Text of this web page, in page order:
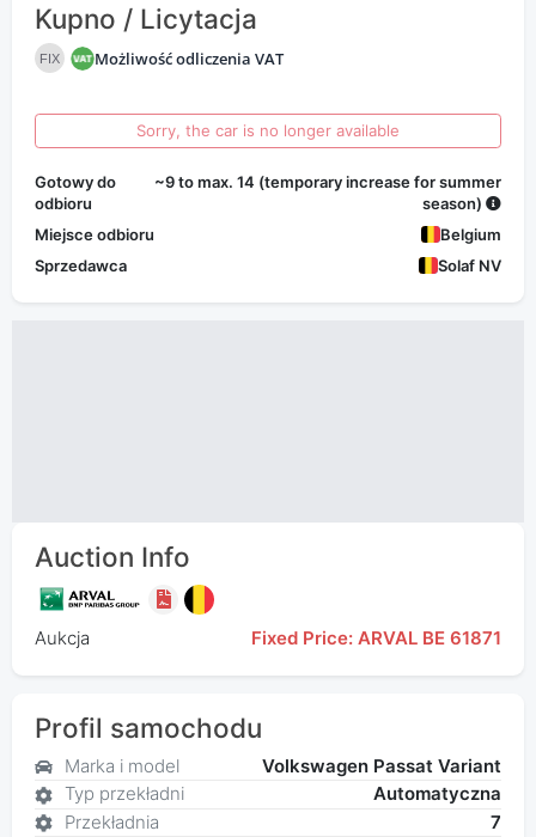
Kupno / Licytacja
FIX Możliwość odliczenia VAT
Sorry, the car is no longer available
Gotowy do
odbioru
~9 to max. 14 (temporary increase for summer
season)
Miejsce odbioru
Belgium
Sprzedawca
Solaf NV
Auction Info
Aukcja Fixed Price: ARVAL BE 61871
Profil samochodu
Marka i model
Volkswagen Passat Variant
Typ przekładni
Automatyczna
Przekładnia
7